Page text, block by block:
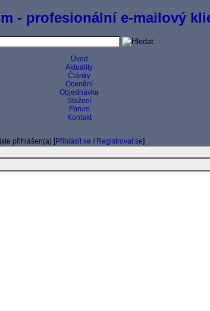
- profesionální e-mailový
Úvod
Aktuality
Články
Ocenění
Objednávka
Stažení
Fórum
Kontakt
přihlášen(a) [Přihlásit se / Registrovat se]